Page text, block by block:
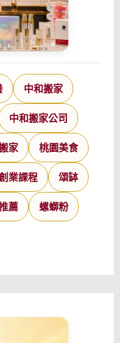
中和搬家
中和搬家公司
家 桃園美食
業課程 頌缽
薦 螺螄粉